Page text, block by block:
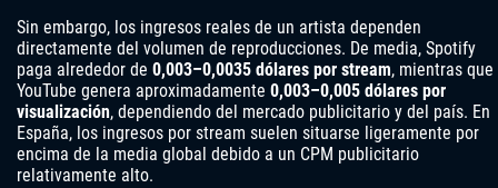
Sin embargo, los ingresos reales de un artista dependen
directamente del volumen de reproducciones. De media, Spotify
paga alrededor de 0,003–0,0035 dólares por stream, mientras que
YouTube genera aproximadamente 0,003–0,005 dólares por
visualización, dependiendo del mercado publicitario y del país. En
España, los ingresos por stream suelen situarse ligeramente por
encima de la media global debido a un CPM publicitario
relativamente alto.